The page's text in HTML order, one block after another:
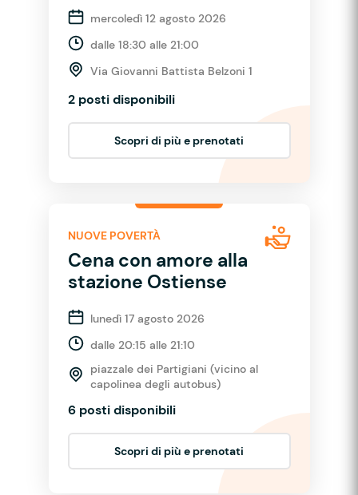
mercoledì 12 agosto 2026
dalle 18:30 alle 21:00
Via Giovanni Battista Belzoni 1
2 posti disponibili
Scopri di più e prenotati
NUOVE POVERTÀ
Cena con amore alla
stazione Ostiense
lunedì 17 agosto 2026
dalle 20:15 alle 21:10
piazzale dei Partigiani (vicino al
capolinea degli autobus)
6 posti disponibili
Scopri di più e prenotati